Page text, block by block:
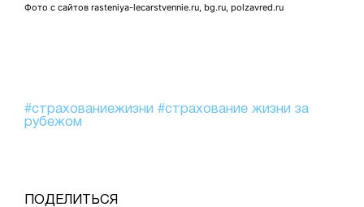
Фото с сайтов rasteniya-lecarstvennie.ru, bg.ru, polzavred.ru
#страхованиежизни #страхование жизни за
рубежом
ПОДЕЛИТЬСЯ